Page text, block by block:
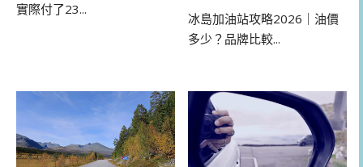
實際付了23...
冰島加油站攻略2026｜油價
多少？品牌比較...